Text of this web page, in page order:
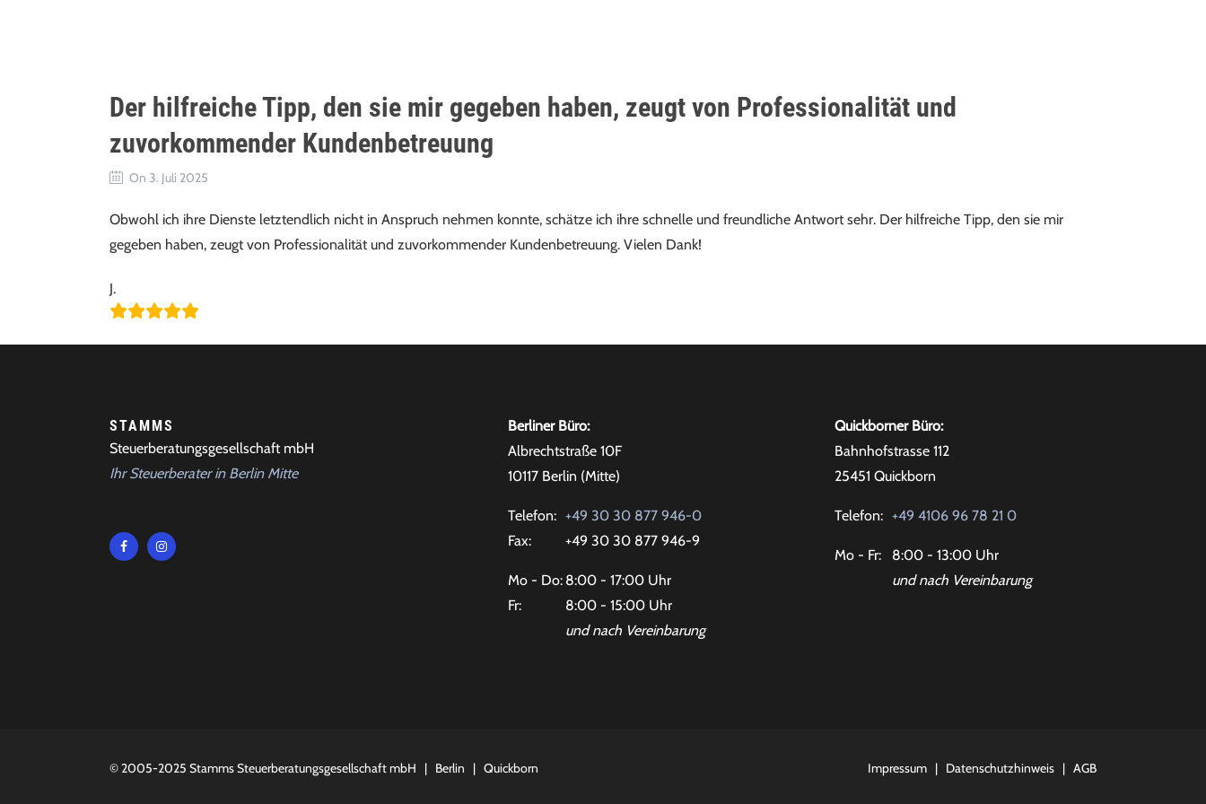
Der hilfreiche Tipp, den sie mir gegeben haben, zeugt von Professionalität und
zuvorkommender Kundenbetreuung
On 3. Juli 2025
Obwohl ich ihre Dienste letztendlich nicht in Anspruch nehmen konnte, schätze ich ihre schnelle und freundliche Antwort sehr. Der hilfreiche Tipp, den sie mir
gegeben haben, zeugt von Professionalität und zuvorkommender Kundenbetreuung. Vielen Dank!
J.
STAMMS
Steuerberatungsgesellschaft mbH
Ihr Steuerberater in Berlin Mitte
Berliner Büro:
Albrechtstraße 10F
10117 Berlin (Mitte)
Telefon: +49 30 30 877 946-0
Fax:
+49 30 30 877 946-9
Mo - Do: 8:00 - 17:00 Uhr
Fr:
8:00 - 15:00 Uhr
und nach Vereinbarung
Quickborner Büro:
Bahnhofstrasse 112
25451 Quickborn
Telefon: +49 4106 96 78 21 0
Mo - Fr:
8:00 - 13:00 Uhr
und nach Vereinbarung
© 2005-2025 Stamms Steuerberatungsgesellschaft mbH | Berlin | Quickborn Impressum | Datenschutzhinweis | AGB